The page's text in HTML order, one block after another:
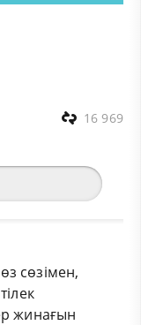
16 969
сөзімен,
жинағын